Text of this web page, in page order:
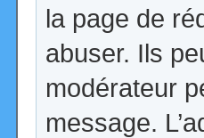
la page de
abuser. Ils
modérateur
message.